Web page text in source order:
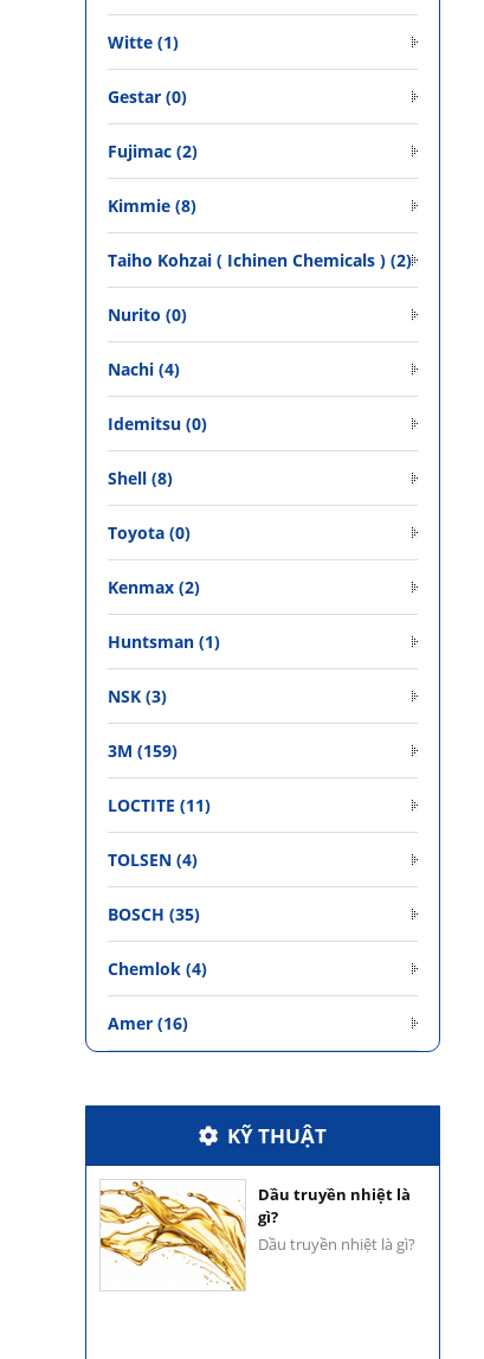
Witte (1)
Gestar (0)
Fujimac (2)
Kimmie (8)
Taiho Kohzai ( Ichinen Chemicals ) (2)
Nurito (0)
Nachi (4)
Idemitsu (0)
Shell (8)
Toyota (0)
Kenmax (2)
Huntsman (1)
NSK (3)
3M (159)
LOCTITE (11)
TOLSEN (4)
BOSCH (35)
Chemlok (4)
Amer (16)
KỸ THUẬT
Dầu truyền nhiệt là
gì?
Dầu truyền nhiệt là gì?
Hỗ trợ khách hàng